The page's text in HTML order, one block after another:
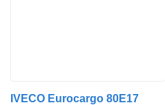
IVECO Eurocargo 80E17